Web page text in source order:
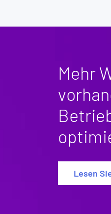
Mehr
Lesen